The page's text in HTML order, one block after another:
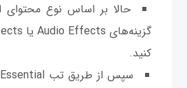
حالا بر اساس نوع محتوای
کنید.